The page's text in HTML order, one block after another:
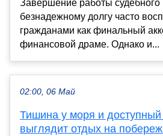
Завершение работы судебного
безнадежному долгу часто
гражданами как финальный
финансовой драме. Однако и...
02:00, 06 Май
Тишина у моря и доступный
выглядит отдых на